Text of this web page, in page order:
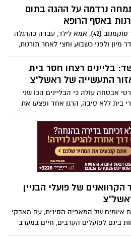
כל כך...נרדמה על ההגה בתום
באסף הרופא
ד"ר סוקמנוב (42), אמא לילד, עבדה כהרגלה
מיון ולפני כשבוע וחצי לאחר תורנות,
חזרה לביתה עברה תאונת דרכים.
בליינים רצחו חסר בית
התעשייה של ראשל"צ
אבטחה עולה כי הבליינים הכו שני
בית ללא סיבה, הרגו אחד ופצעו את
בינוני. שניים נעצרו.
הקרוואנים של פועלי הבניין
איומים של המאפיה הסינית, עם מאבקי
בינם לפועלים הערבים, חיים במערב
לציון מאות פועלים סינים.